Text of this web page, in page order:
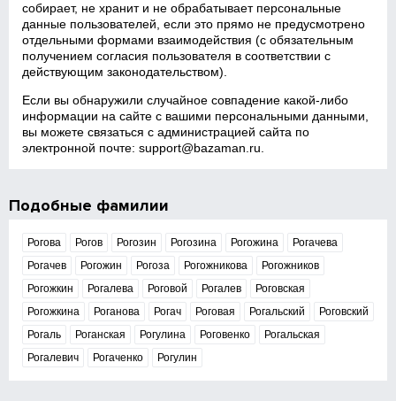
собирает, не хранит и не обрабатывает персональные
данные пользователей, если это прямо не предусмотрено
отдельными формами взаимодействия (с обязательным
получением согласия пользователя в соответствии с
действующим законодательством).
Если вы обнаружили случайное совпадение какой‑либо
информации на сайте с вашими персональными данными,
вы можете связаться с администрацией сайта по
электронной почте:support@bazaman.ru
Подобные фамилии
Рогова Рогов Рогозин Рогозина Рогожина
Рогачева
Рогачев
Рогожин Рогоза Рогожникова
Рогожников
Рогожкин
Рогалева Роговой Рогалев
Роговская
Рогожкина
Роганова Рогач Роговая Рогальский
Роговский
Рогаль
Роганская Рогулина Роговенко
Рогальская
Рогалевич
Рогаченко Рогулин